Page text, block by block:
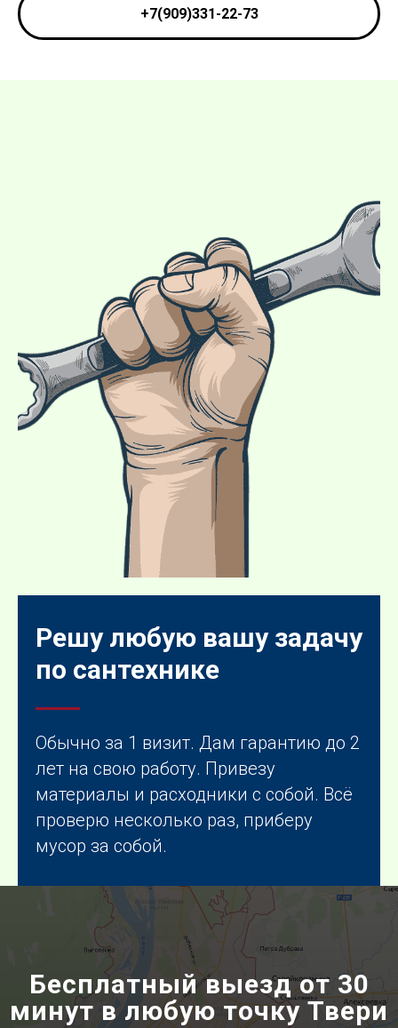
+7(909)331-22-73
Решу любую вашу задачу
по сантехнике
Обычно за 1 визит. Дам гарантию до 2
лет на свою работу. Привезу
материалы и расходники с собой. Всё
проверю несколько раз, приберу
мусор за собой.
Бесплатный выезд от 30
минут в любую точку Твери